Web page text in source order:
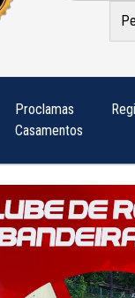
Proclamas
Casamentos